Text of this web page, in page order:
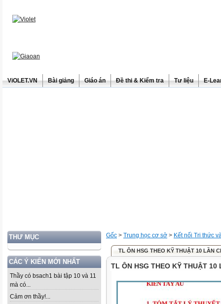
ViOLET.VN Bài giảng Giáo án Đề thi & Kiểm tra Tư liệu E-
THƯ MỤC
CÁC Ý KIẾN MỚI NHẤT
Thầy có bsach1 bài tập 10 và 11
mà có...
Cảm ơn thầy!...
Gốc > Trung học cơ sở > Kết nối Tri thức
TL ÔN HSG THEO KỸ THUẬT 10 LẦN
TL ÔN HSG THEO KỸ THUẬT 10